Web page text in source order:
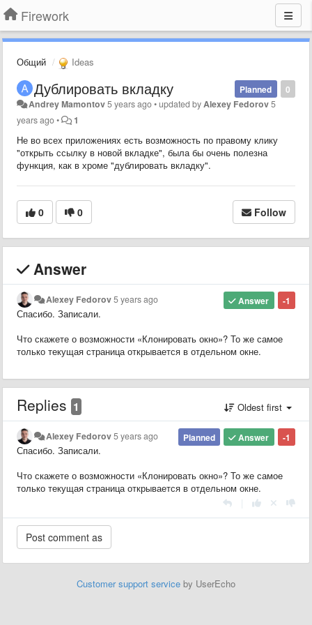
Firework
Общий Ideas
0
Planned
Дублировать вкладку
Andrey Mamontov5 years ago•updated by Alexey Fedorov5
years ago• 1
Не во всех приложениях есть возможность по правому клику
"открыть ссылку в новой вкладке", была бы очень полезна
функция, как в хроме "дублировать вкладку".
0 0 Follow
Answer
-1
Answer
Alexey Fedorov5 years ago
Спасибо. Записали.
Что скажете о возможности «Клонировать окно»? То же самое
только текущая страница открывается в отдельном окне.
Replies 1 Oldest first
-1
Answer
Planned
Alexey Fedorov5 years ago
Спасибо. Записали.
Что скажете о возможности «Клонировать окно»? То же самое
только текущая страница открывается в отдельном окне.
Customer support service by UserEcho